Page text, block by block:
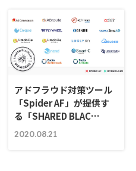
​アドフラウド対策ツール
「Spider AF」が提供す
る「SHARED BLAC…
2020.08.21